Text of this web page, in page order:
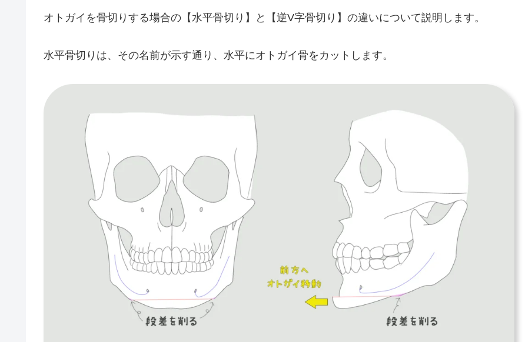
オトガイを骨切りする場合の【水平骨切り】と【逆V字骨切り】の違いについて説明します。
水平骨切りは、その名前が示す通り、水平にオトガイ骨をカットします。